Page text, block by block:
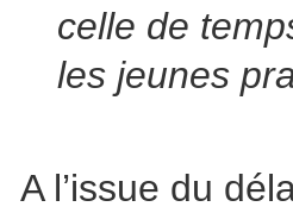
celle de
les jeunes
A l’issue du